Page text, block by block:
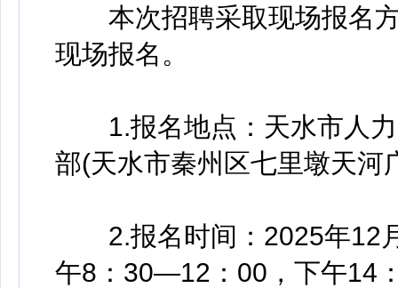
本次招聘采取现场报名方
现场报名。
1.报名地点：天水市人力
部(天水市秦州区七里墩天河
2.报名时间：2025年12
午8：30—12：00，下午14